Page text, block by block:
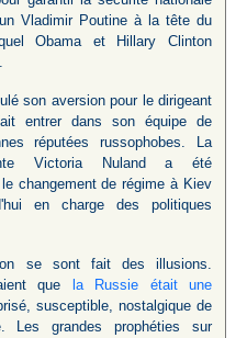
Vladimir Poutine à la tête du
Obama et Hillary Clinton
son aversion pour le dirigeant
entrer dans son équipe de
réputées russophobes. La
Victoria Nuland a été
changement de régime à Kiev
en charge des politiques
se sont fait des illusions.
que
la Russie était une
susceptible, nostalgique de
Les grandes prophéties sur